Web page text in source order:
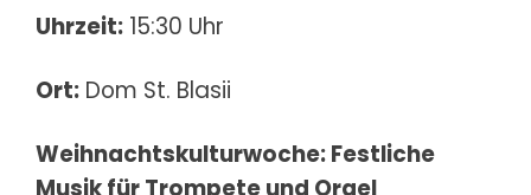
Uhrzeit: 15:30 Uhr
Ort: Dom St. Blasii
Weihnachtskulturwoche: Festliche